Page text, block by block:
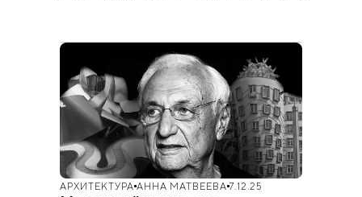
АРХИТЕКТУРА АННА МАТВЕЕВА 7.12.25